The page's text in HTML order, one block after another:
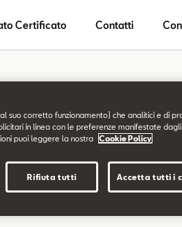
Certificato Contatti
suo corretto funzionamento) che analitici e di
in linea con le preferenze manifestate
puoi leggere la nostra
Cookie Policy
Rifiuta tutti Accetta tutti i